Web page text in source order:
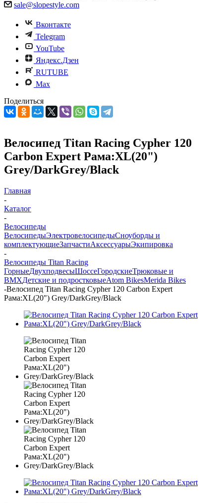
sale@slopestyle.com
Вконтакте
Telegram
YouTube
Яндекс.Дзен
RUTUBE
Max
Поделиться
Велосипед Titan Racing Cypher 120
Carbon Expert Рама:XL(20")
Grey/DarkGrey/Black
Главная
-
Каталог
-
Велосипеды
ВелосипедыЭлектровелосипедыCноуборды и
комплектующиеЗапчастиАксессуарыЭкипировка
-
Велосипеды Titan Racing
ГорныеДвухподвесыШоссеГородскиеТрюковые и
BMXДетские и подростковыеAtom BikesMerida Bikes
-Велосипед Titan Racing Cypher 120 Carbon Expert
Рама:XL(20") Grey/DarkGrey/Black